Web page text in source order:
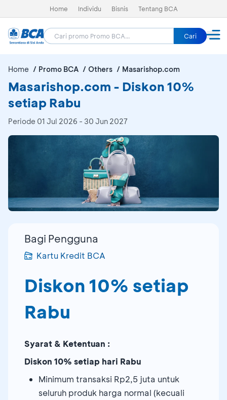
Home Individu Bisnis Tentang BCA
Cari
Home Promo BCA Others Masarishop.com
Masarishop.com - Diskon 10%
setiap Rabu
Periode 01 Jul 2026 - 30 Jun 2027
Bagi Pengguna
Kartu Kredit BCA
Diskon 10% setiap
Rabu
Syarat & Ketentuan :
Diskon 10% setiap hari Rabu
Minimum transaksi Rp2,5 juta untuk
seluruh produk harga normal (kecuali